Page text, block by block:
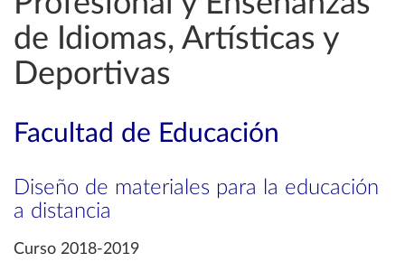
de Idiomas, Artísticas y
Deportivas
Facultad de Educación
Diseño de materiales para la educación
a distancia
Curso 2018-2019